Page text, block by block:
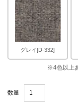
グレイ[D-332]